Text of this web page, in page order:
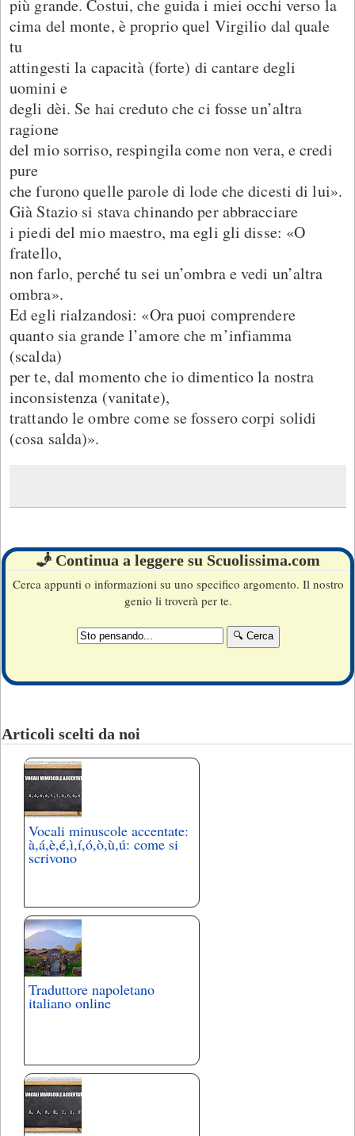
più grande. Costui, che guida i miei occhi verso la
cima del monte, è proprio quel Virgilio dal quale
tu
attingesti la capacità (forte) di cantare degli
uomini e
degli dèi. Se hai creduto che ci fosse un’altra
ragione
del mio sorriso, respingila come non vera, e credi
pure
che furono quelle parole di lode che dicesti di lui».
Già Stazio si stava chinando per abbracciare
i piedi del mio maestro, ma egli gli disse: «O
fratello,
non farlo, perché tu sei un’ombra e vedi un’altra
ombra».
Ed egli rialzandosi: «Ora puoi comprendere
quanto sia grande l’amore che m’infiamma
(scalda)
per te, dal momento che io dimentico la nostra
inconsistenza (vanitate),
trattando le ombre come se fossero corpi solidi
(cosa salda)».
🧞 Continua a leggere su Scuolissima.com
Cerca appunti o informazioni su uno specifico argomento. Il nostro
genio li troverà per te.
Articoli scelti da noi
Vocali minuscole accentate:
à,á,è,é,ì,í,ó,ò,ù,ú: come si
scrivono
Traduttore napoletano
italiano online